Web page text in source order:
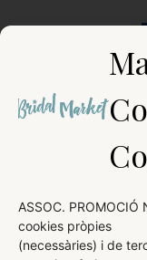
ASSOC. PROMOCIÓ
cookies pròpies
(necessàries) i de